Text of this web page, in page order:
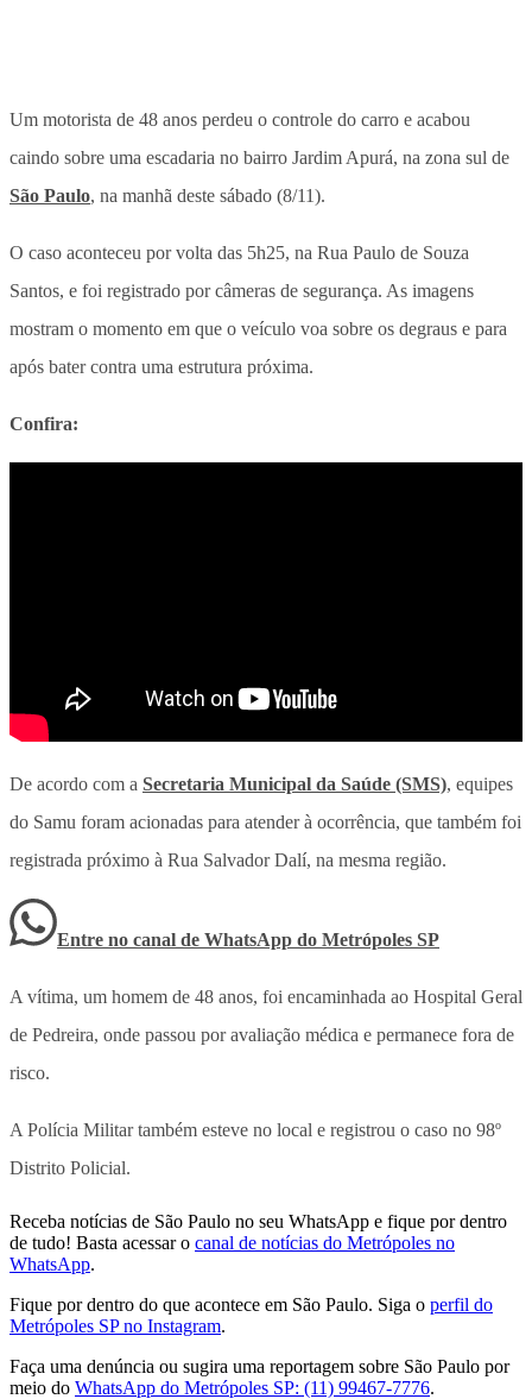
Um motorista de 48 anos perdeu o controle do carro e acabou
caindo sobre uma escadaria no bairro Jardim Apurá, na zona sul de
São Paulo, na manhã deste sábado (8/11).
O caso aconteceu por volta das 5h25, na Rua Paulo de Souza
Santos, e foi registrado por câmeras de segurança. As imagens
mostram o momento em que o veículo voa sobre os degraus e para
após bater contra uma estrutura próxima.
Confira:
De acordo com a Secretaria Municipal da Saúde (SMS), equipes
do Samu foram acionadas para atender à ocorrência, que também foi
registrada próximo à Rua Salvador Dalí, na mesma região.
Entre no canal de WhatsApp do Metrópoles SP
A vítima, um homem de 48 anos, foi encaminhada ao Hospital Geral
de Pedreira, onde passou por avaliação médica e permanece fora de
risco.
A Polícia Militar também esteve no local e registrou o caso no 98º
Distrito Policial.
Receba notícias de São Paulo no seu WhatsApp e fique por dentro
de tudo! Basta acessar o canal de notícias do Metrópoles no
WhatsApp.
Fique por dentro do que acontece em São Paulo. Siga o perfil do
Metrópoles SP no Instagram.
Faça uma denúncia ou sugira uma reportagem sobre São Paulo por
meio do WhatsApp do Metrópoles SP: (11) 99467-7776.